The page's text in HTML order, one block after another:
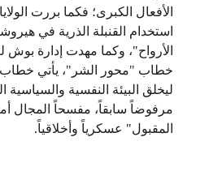
الأفعال الكبرى؛ فكما بررت
استخدام القنبلة الذرية في
الأرواح"، وكما مهدت إدارة بوش
خطاب "محور الشر"، يأتي خطاب
ليخلق البيئة النفسية والسياسية
مرفوضاً سابقاً، مفسحاً المجال
المقبول" عسكرياً وأخلاقياً.